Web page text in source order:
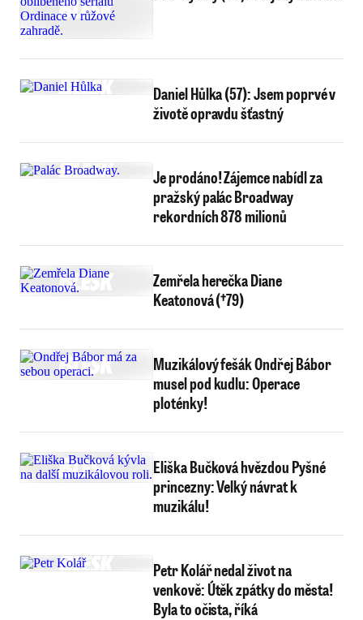
Daniel Hůlka (57): Jsem poprvé v
životě opravdu šťastný
Je prodáno! Zájemce nabídl za
pražský palác Broadway
rekordních 878 milionů
Zemřela herečka Diane
Keatonová (†79)
Muzikálový fešák Ondřej Bábor
musel pod kudlu: Operace
ploténky!
Eliška Bučková hvězdou Pyšné
princezny: Velký návrat k
muzikálu!
Petr Kolář nedal život na
venkově: Útěk zpátky do města!
Byla to očista, říká